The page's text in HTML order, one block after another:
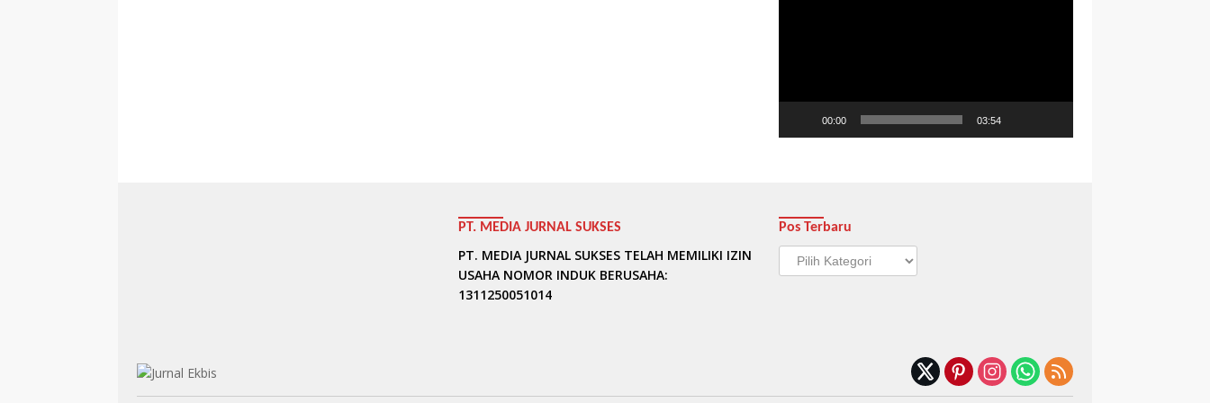
00:00 03:54
PT. MEDIA JURNAL SUKSES
PT. MEDIA JURNAL SUKSES TELAH MEMILIKI IZIN
USAHA NOMOR INDUK BERUSAHA:
1311250051014
Pos Terbaru
Pos
Terbaru